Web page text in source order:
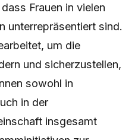
Frauen in vielen
unterrepräsentiert sind.
um die
und sicherzustellen,
sowohl in
in der
insgesamt